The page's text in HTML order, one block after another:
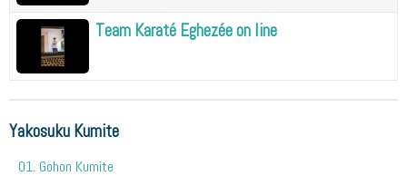
Team Karaté Eghezée on line
Yakosuku Kumite
01. Gohon Kumite